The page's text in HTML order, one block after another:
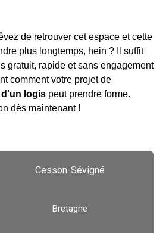
de retrouver cet espace et cette
plus longtemps, hein ? Il suffit
gratuit, rapide et sans engagement
comment votre projet de
d'un logis peut prendre forme.
dès maintenant !
Cesson-Sévigné
Bretagne